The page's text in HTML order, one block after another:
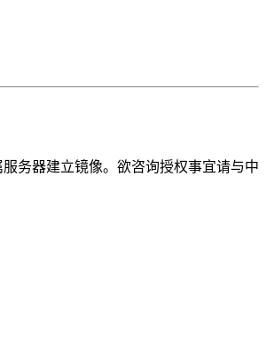
务器建立镜像。欲咨询授权事宜请与中